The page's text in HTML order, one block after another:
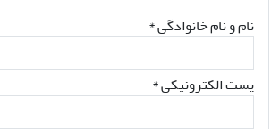
نام و نام خانوادگی*
پست الکترونیکی*